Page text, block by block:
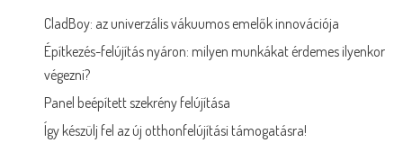
CladBoy: az univerzális vákuumos emelők innovációja
Építkezés-felújítás nyáron: milyen munkákat érdemes ilyenkor
végezni?
Panel beépített szekrény felújítása
Így készülj fel az új otthonfelújítási támogatásra!